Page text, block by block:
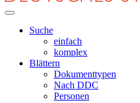
Suche
einfach
komplex
Blättern
Dokumenttypen
Nach DDC
Personen